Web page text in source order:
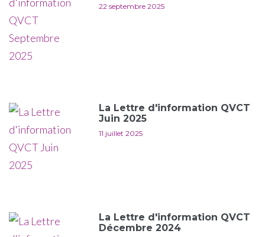
22 septembre 2025
La Lettre d'information QVCT
Juin 2025
11 juillet 2025
La Lettre d'information QVCT
Décembre 2024